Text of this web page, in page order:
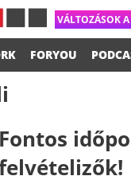
VÁLTOZÁSOK
FORYOU